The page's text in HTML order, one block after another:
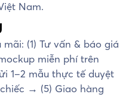
Nam.
(1) Tư vấn & báo giá
miễn phí trên
1–2 mẫu thực tế duyệt
→ (5) Giao hàng